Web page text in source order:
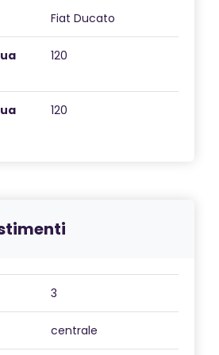
Fiat Ducato
120
120
3
centrale